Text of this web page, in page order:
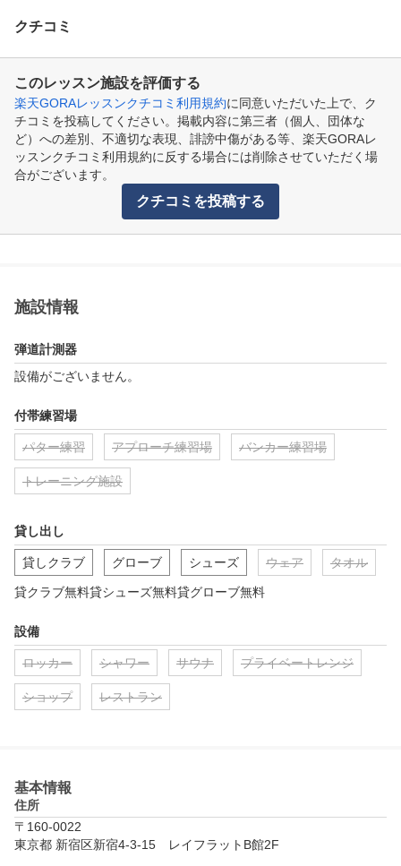
クチコミ
このレッスン施設を評価する
楽天GORAレッスンクチコミ利用規約に同意いただいた上で、ク
チコミを投稿してください。掲載内容に第三者（個人、団体な
ど）への差別、不適切な表現、誹謗中傷がある等、楽天GORAレ
ッスンクチコミ利用規約に反する場合には削除させていただく場
合がございます。
クチコミを投稿する
施設情報
弾道計測器
設備がございません。
付帯練習場
パター練習 アプローチ練習場 バンカー練習場
トレーニング施設
貸し出し
貸しクラブ グローブ シューズ ウェア タオル
貸クラブ無料貸シューズ無料貸グローブ無料
設備
ロッカー シャワー サウナ プライベートレンジ
ショップ レストラン
基本情報
住所
〒160-0022
東京都 新宿区新宿4-3-15　レイフラットB館2F